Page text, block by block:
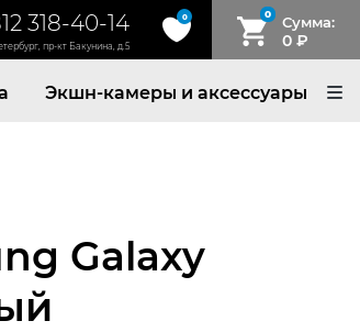
318-40-14
пр-кт Бакунина, д.5
0 0 Сумма:
0 ₽
Экшн-камеры и аксессуары
Galaxy